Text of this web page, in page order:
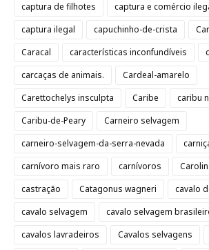
captura de filhotes
captura e comércio
captura ilegal
capuchinho-de-crista
Caracal
características inconfundíveis
carcaças de animais.
Cardeal-amarelo
Carettochelys insculpta
Caribe
caribu
Caribu-de-Peary
Carneiro selvagem
carneiro-selvagem-da-serra-nevada
carnívoro mais raro
carnívoros
castração
Catagonus wagneri
cavalo
cavalo selvagem
cavalo selvagem
cavalos lavradeiros
Cavalos selvagens